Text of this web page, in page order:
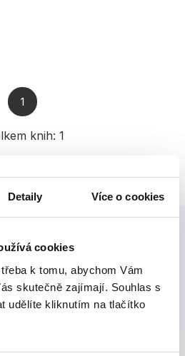
Detaily Více o cookies
cookies
k tomu, abychom Vám
skutečně zajímají. Souhlas s
udělíte kliknutím na tlačítko
knih: 1
1